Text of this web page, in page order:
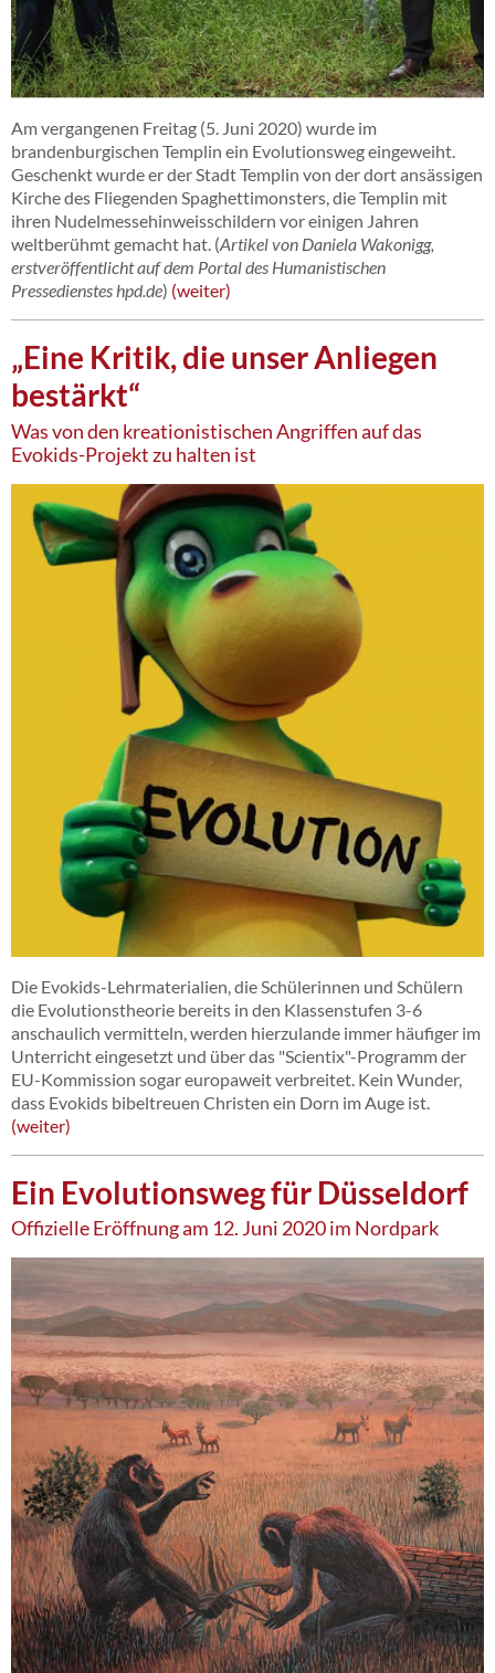
Am vergangenen Freitag (5. Juni 2020) wurde im
brandenburgischen Templin ein Evolutionsweg eingeweiht.
Geschenkt wurde er der Stadt Templin von der dort ansässigen
Kirche des Fliegenden Spaghettimonsters, die Templin mit
ihren Nudelmessehinweisschildern vor einigen Jahren
weltberühmt gemacht hat. (Artikel von Daniela Wakonigg,
erstveröffentlicht auf dem Portal des Humanistischen
Pressedienstes hpd.de) weiter
„Eine Kritik, die unser Anliegen
bestärkt“
Was von den kreationistischen Angriffen auf das
Evokids-Projekt zu halten ist
Die Evokids-Lehrmaterialien, die Schülerinnen und Schülern
die Evolutionstheorie bereits in den Klassenstufen 3-6
anschaulich vermitteln, werden hierzulande immer häufiger im
Unterricht eingesetzt und über das "Scientix"-Programm der
EU-Kommission sogar europaweit verbreitet. Kein Wunder,
dass Evokids bibeltreuen Christen ein Dorn im Auge ist.
weiter
Ein Evolutionsweg für Düsseldorf
Offizielle Eröffnung am 12. Juni 2020 im Nordpark